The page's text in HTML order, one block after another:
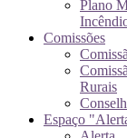
Plano
Comissões
Rurais
Espaço